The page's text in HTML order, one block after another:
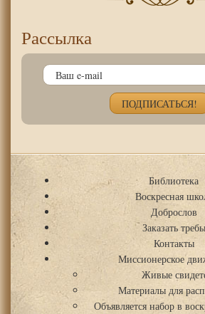
Рассылка
Библиотека
Воскресная
Доброслов
Заказать требы
Контакты
Миссионерское
Живые
Материалы для
Объявляется набор в